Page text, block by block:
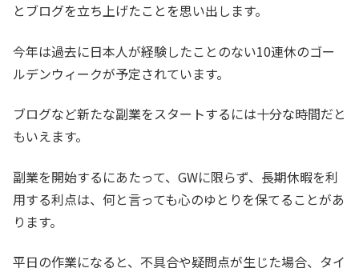
とブログを立ち上げたことを思い出します。
今年は過去に日本人が経験したことのない10連休のゴー
ルデンウィークが予定されています。
ブログなど新たな副業をスタートするには十分な時間だと
もいえます。
副業を開始するにあたって、GWに限らず、長期休暇を利
用する利点は、何と言っても心のゆとりを保てることがあ
ります。
平日の作業になると、不具合や疑問点が生じた場合、タイ